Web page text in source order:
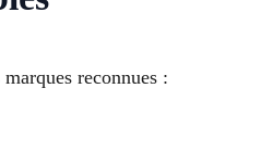
reconnues :